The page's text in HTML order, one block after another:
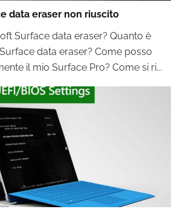
data eraser non riuscito
Surface data eraser? Quanto è
data eraser? Come posso
il mio Surface Pro? Come si ri...